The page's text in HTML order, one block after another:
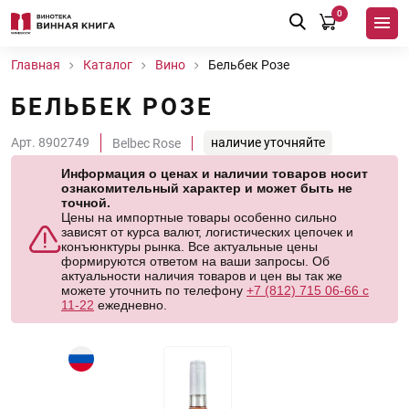
0
Главная Каталог Вино Бельбек Розе
БЕЛЬБЕК РОЗЕ
Арт. 8902749 Belbec Rose наличие уточняйте
Информация о ценах и наличии товаров носит
ознакомительный характер и может быть не
точной.
Цены на импортные товары особенно сильно
зависят от курса валют, логистических цепочек и
конъюнктуры рынка. Все актуальные цены
формируются ответом на ваши запросы. Об
актуальности наличия товаров и цен вы так же
можете уточнить по телефону +7 (812) 715 06-66 с
11-22 ежедневно.